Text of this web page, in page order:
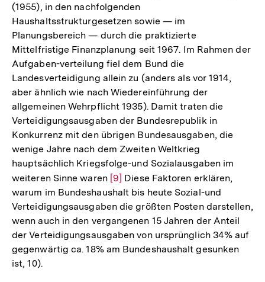
(1955), in den nachfolgenden
Haushaltsstrukturgesetzen sowie — im
Planungsbereich — durch die praktizierte
Mittelfristige Finanzplanung seit 1967. Im Rahmen der
Aufgaben-verteilung fiel dem Bund die
Landesverteidigung allein zu (anders als vor 1914,
aber ähnlich wie nach Wiedereinführung der
allgemeinen Wehrpflicht 1935). Damit traten die
Verteidigungsausgaben der Bundesrepublik in
Konkurrenz mit den übrigen Bundesausgaben, die
wenige Jahre nach dem Zweiten Weltkrieg
hauptsächlich Kriegsfolge-und Sozialausgaben im
weiteren Sinne waren Zur
Auflösung
der
Fußnote
[9] Diese Faktoren erklären,
warum im Bundeshaushalt bis heute Sozial-und
Verteidigungsausgaben die größten Posten darstellen,
wenn auch in den vergangenen 15 Jahren der Anteil
der Verteidigungsausgaben von ursprünglich 34% auf
gegenwärtig ca. 18% am Bundeshaushalt gesunken
ist, 10).